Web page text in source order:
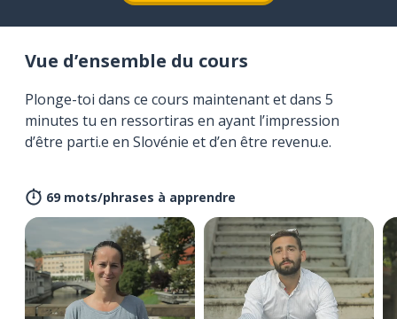
Vue d’ensemble du cours
Plonge-toi dans ce cours maintenant et dans 5
minutes tu en ressortiras en ayant l’impression
d’être parti.e en Slovénie et d’en être revenu.e.
69 mots/phrases à apprendre